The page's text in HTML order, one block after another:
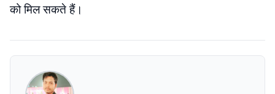
को मिल सकते हैं।